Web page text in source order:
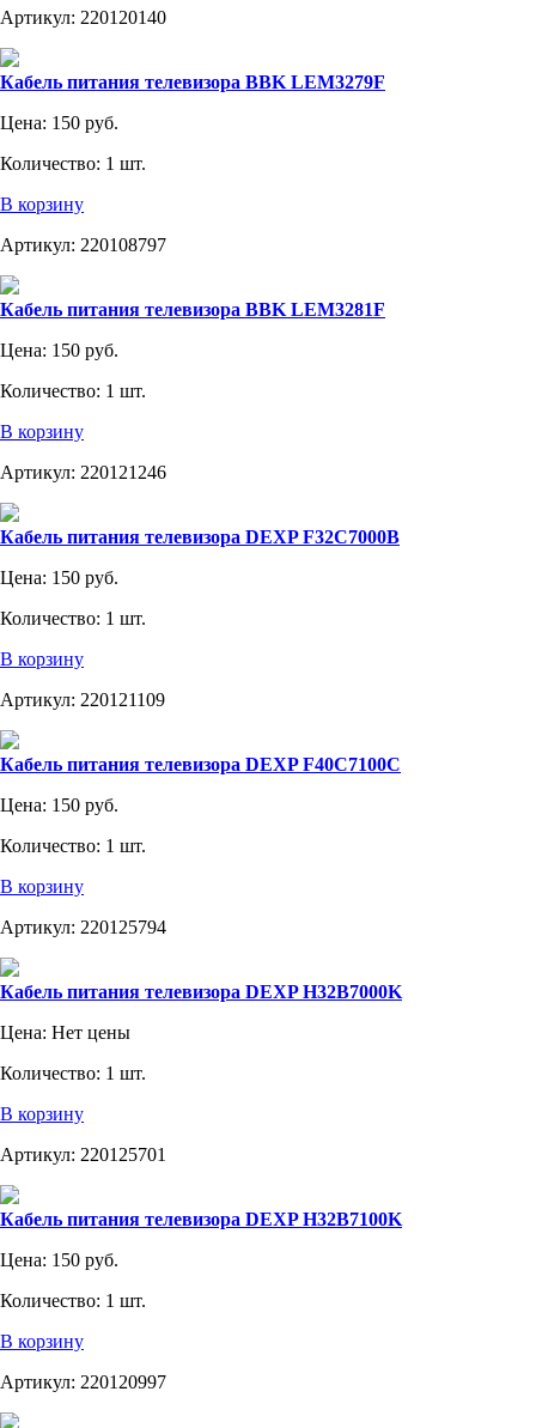
Артикул: 220120140
Кабель питания телевизора BBK LEM3279F
Цена: 150 руб.
Количество: 1 шт.
В корзину
Артикул: 220108797
Кабель питания телевизора BBK LEM3281F
Цена: 150 руб.
Количество: 1 шт.
В корзину
Артикул: 220121246
Кабель питания телевизора DEXP F32C7000B
Цена: 150 руб.
Количество: 1 шт.
В корзину
Артикул: 220121109
Кабель питания телевизора DEXP F40C7100C
Цена: 150 руб.
Количество: 1 шт.
В корзину
Артикул: 220125794
Кабель питания телевизора DEXP H32B7000K
Цена: Нет цены
Количество: 1 шт.
В корзину
Артикул: 220125701
Кабель питания телевизора DEXP H32B7100K
Цена: 150 руб.
Количество: 1 шт.
В корзину
Артикул: 220120997